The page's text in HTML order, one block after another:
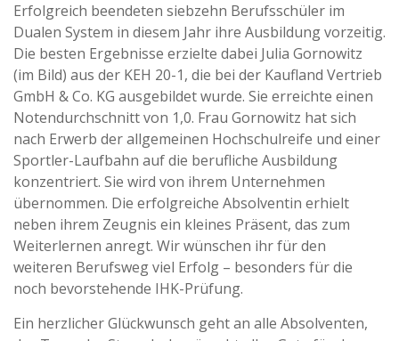
Erfolgreich beendeten siebzehn Berufsschüler im
Dualen System in diesem Jahr ihre Ausbildung vorzeitig.
Die besten Ergebnisse erzielte dabei Julia Gornowitz
(im Bild) aus der KEH 20-1, die bei der Kaufland Vertrieb
GmbH & Co. KG ausgebildet wurde. Sie erreichte einen
Notendurchschnitt von 1,0. Frau Gornowitz hat sich
nach Erwerb der allgemeinen Hochschulreife und einer
Sportler-Laufbahn auf die berufliche Ausbildung
konzentriert. Sie wird von ihrem Unternehmen
übernommen. Die erfolgreiche Absolventin erhielt
neben ihrem Zeugnis ein kleines Präsent, das zum
Weiterlernen anregt. Wir wünschen ihr für den
weiteren Berufsweg viel Erfolg – besonders für die
noch bevorstehende IHK-Prüfung.
Ein herzlicher Glückwunsch geht an alle Absolventen,